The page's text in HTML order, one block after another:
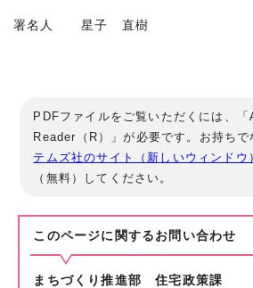
署名人 星子 直樹
PDFファイルをご覧いただくには、「
Reader（R）」が必要です。お持ちで
テムズ社のサイト（新しいウィンドウ
（無料）してください。
このページに関する お問い合わせ
まちづくり推進部 住宅政策課